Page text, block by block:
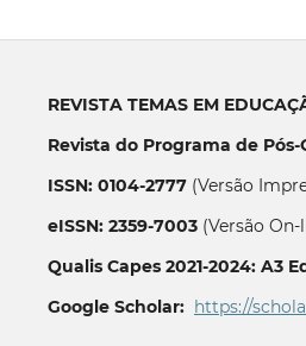
REVISTA TEMAS EM
Revista do Programa de
ISSN: 0104-2777(Versão
eISSN: 2359-7003(Versão On-
Qualis Capes 2021-2024: A3
Google Scholar: https://